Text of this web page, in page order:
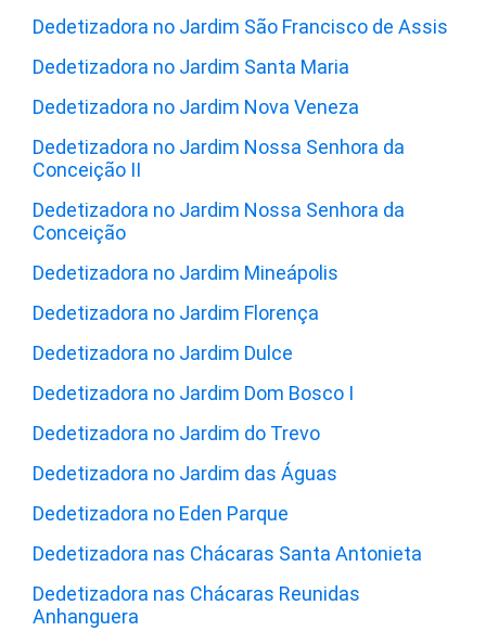
Dedetizadora no Jardim São Francisco de Assis
Dedetizadora no Jardim Santa Maria
Dedetizadora no Jardim Nova Veneza
Dedetizadora no Jardim Nossa Senhora da
Conceição II
Dedetizadora no Jardim Nossa Senhora da
Conceição
Dedetizadora no Jardim Mineápolis
Dedetizadora no Jardim Florença
Dedetizadora no Jardim Dulce
Dedetizadora no Jardim Dom Bosco I
Dedetizadora no Jardim do Trevo
Dedetizadora no Jardim das Águas
Dedetizadora no Eden Parque
Dedetizadora nas Chácaras Santa Antonieta
Dedetizadora nas Chácaras Reunidas
Anhanguera